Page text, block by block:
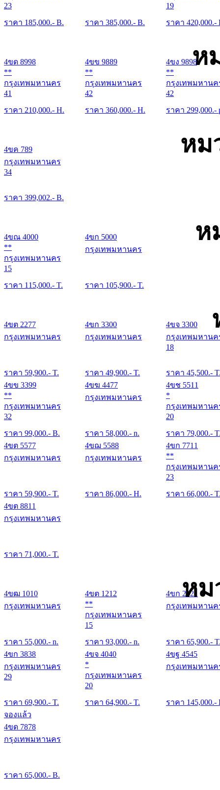
23
ราคา 185,000.- B. ราคา 385,000.- B.
19
ราคา 420,000.-
ห
4ขด 8998
**
กรุงเทพมหานคร
41
ราคา 210,000.- H.
4ขข 9889
**
กรุงเทพมหานคร
42
ราคา 360,000.- H.
4ขง 9898
**
กรุงเทพมหานค
42
ราคา 299,000.-
หม
4ขค 789
กรุงเทพมหานคร
34
ราคา 399,002.- B.
ห
4ขณ 4000
**
กรุงเทพมหานคร
15
ราคา 115,000.- T.
4ขก 5000
กรุงเทพมหานคร
ราคา 105,900.- T.
4ขต 2277
กรุงเทพมหานคร
ราคา 59,900.- T.
4ขก 3300
กรุงเทพมหานคร
ราคา 49,900.- T.
4ขจ 3300
กรุงเทพมหานค
18
ราคา 45,500.-
4ขข 3399
**
กรุงเทพมหานคร
32
ราคา 99,000.- B.
4ขฆ 4477
กรุงเทพมหานคร
ราคา 58,000.- n.
4ขช 5511
*
กรุงเทพมหานค
20
ราคา 79,000.-
4ขต 5577
กรุงเทพมหานคร
ราคา 59,900.- T.
4ขฌ 5588
กรุงเทพมหานคร
ราคา 86,000.- H.
4ขก 7711
**
กรุงเทพมหานค
23
ราคา 66,000.-
4ขต 8811
กรุงเทพมหานคร
ราคา 71,000.- T.
หม
4ขฒ 1010
กรุงเทพมหานคร
ราคา 55,000.- n.
4ขต 1212
**
กรุงเทพมหานคร
15
ราคา 93,000.- n.
4ขก 2121
กรุงเทพมหานค
ราคา 65,900.-
4ขก 3838
กรุงเทพมหานคร
29
ราคา 69,900.- T.
4ขจ 4040
*
กรุงเทพมหานคร
20
ราคา 64,900.- T.
4ขฐ 4545
กรุงเทพมหานค
ราคา 145,000.-
จองแล้ว
4ขด 7878
กรุงเทพมหานคร
ราคา 65,000.- B.